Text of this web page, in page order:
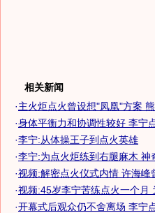
相关新闻
·主火炬点火曾设想"凤凰"方案 熊
·身体平衡力和协调性较好 李宁
·李宁:从体操王子到点火英雄
·李宁:为点火炬练到右腿麻木 神
·视频:解密点火仪式内情 许海峰
·视频:45岁李宁苦练点火一个月
·开幕式后观众仍不舍离场 李宁